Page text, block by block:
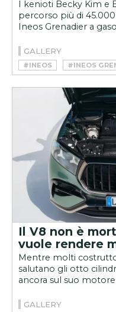
I kenioti Becky Kim e
percorso più di
Ineos Grenadier a
GALLERY
#INEOS #INEOS
Il V8 non è
vuole rendere
Mentre molti
salutano gli otto
ancora sul suo
GALLERY